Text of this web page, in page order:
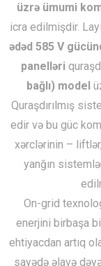
üzrə ümumi
icra edilmişdir.
ədəd 585 V
panelləri
bağlı) model
Quraşdırılmış
edir və bu güc
xərclərinin –
yanğın
On-grid
enerjini birbaşa
ehtiyacdan artıq
sayədə əlavə